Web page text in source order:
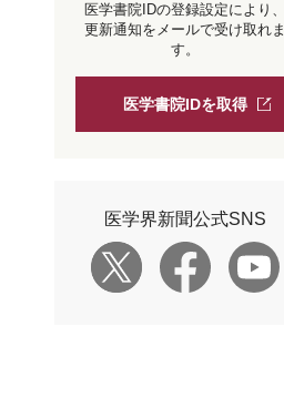
医学書院IDの登録設定により、
更新通知をメールで受け取れま
す。
医学書院IDを取得
医学界新聞公式SNS